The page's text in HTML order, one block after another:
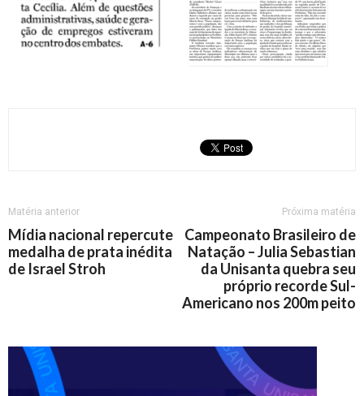
Matéria anterior
Mídia nacional repercute
medalha de prata inédita
de Israel Stroh
Próxima matéria
Campeonato Brasileiro de
Natação – Julia Sebastian
da Unisanta quebra seu
próprio recorde Sul-
Americano nos 200m peito